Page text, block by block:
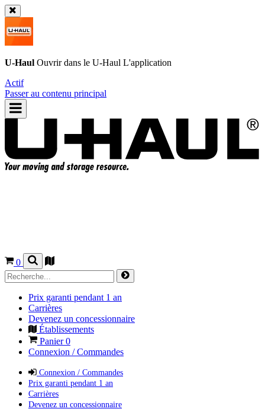
U-Haul Ouvrir dans le U-Haul L'application
Actif
Passer au contenu principal
0
Prix garanti pendant 1 an
Carrières
Devenez un concessionnaire
Établissements
Panier0
Connexion / Commandes
Connexion / Commandes
Prix garanti pendant 1 an
Carrières
Devenez un concessionnaire